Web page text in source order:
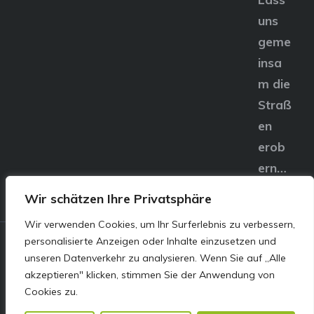
Wir schätzen Ihre Privatsphäre
Wir verwenden Cookies, um Ihr Surferlebnis zu verbessern,
personalisierte Anzeigen oder Inhalte einzusetzen und
unseren Datenverkehr zu analysieren. Wenn Sie auf „Alle
akzeptieren" klicken, stimmen Sie der Anwendung von
Cookies zu.
uns
geme
insa
m die
Straß
en
erob
ern…
© E&S Motors GmbH,
Linzer Straße 83 4240
Freistadt